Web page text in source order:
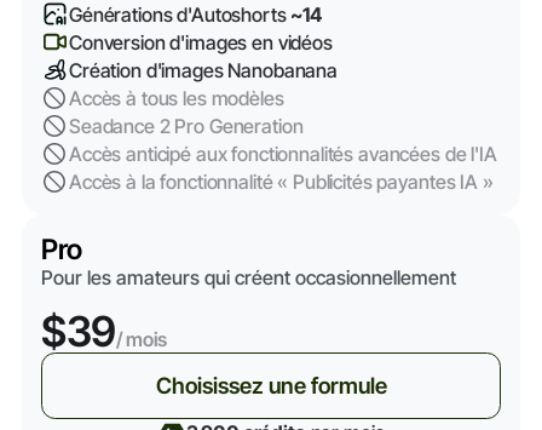
Générations d'Autoshorts ~14
Conversion d'images en vidéos
Création d'images Nanobanana
Accès à tous les modèles
Seadance 2 Pro Generation
Accès anticipé aux fonctionnalités avancées de l'IA
Accès à la fonctionnalité « Publicités payantes IA »
Pro
Pour les amateurs qui créent occasionnellement
$39/ mois
Choisissez une formule